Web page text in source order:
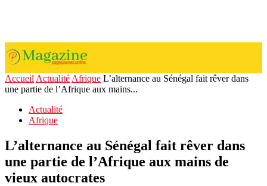
Accueil Actualité Afrique L’alternance au Sénégal fait rêver dans
une partie de l’Afrique aux mains...
Actualité
Afrique
L’alternance au Sénégal fait rêver dans
une partie de l’Afrique aux mains de
vieux autocrates